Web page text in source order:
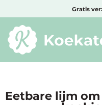
Minimum
Cadeautje
Eetbare lijm